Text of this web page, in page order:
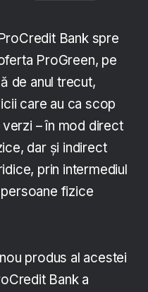
Bank spre
ProGreen, pe
de anul trecut,
care au ca scop
– în mod direct
dar și indirect
prin intermediul
fizice
produs al acestei
Bank a